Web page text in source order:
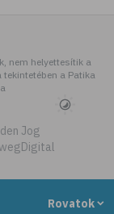
Rovatok
nem helyettesítik a
a Patika
Jog